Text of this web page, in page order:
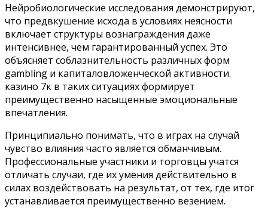
Нейробиологические исследования демонстрируют,
что предвкушение исхода в условиях неясности
включает структуры вознаграждения даже
интенсивнее, чем гарантированный успех. Это
объясняет соблазнительность различных форм
gambling и капиталовложенческой активности.
казино 7к в таких ситуациях формирует
преимущественно насыщенные эмоциональные
впечатления.
Принципиально понимать, что в играх на случай
чувство влияния часто является обманчивым.
Профессиональные участники и торговцы учатся
отличать случаи, где их умения действительно в
силах воздействовать на результат, от тех, где итог
устанавливается преимущественно везением.